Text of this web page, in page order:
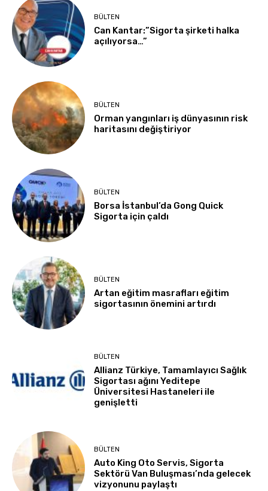
BÜLTEN
Can Kantar:”Sigorta şirketi halka
açılıyorsa…”
BÜLTEN
Orman yangınları iş dünyasının risk
haritasını değiştiriyor
BÜLTEN
Borsa İstanbul’da Gong Quick
Sigorta için çaldı
BÜLTEN
Artan eğitim masrafları eğitim
sigortasının önemini artırdı
BÜLTEN
Allianz Türkiye, Tamamlayıcı Sağlık
Sigortası ağını Yeditepe
Üniversitesi Hastaneleri ile
genişletti
BÜLTEN
Auto King Oto Servis, Sigorta
Sektörü Van Buluşması’nda gelecek
vizyonunu paylaştı